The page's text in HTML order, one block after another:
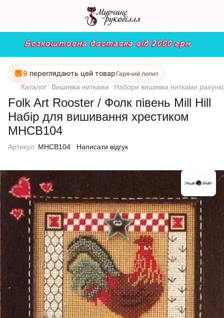
9 переглядають цей товар Гарячий попит
Каталог Вишивка нитками Набори вишивка нитками
Folk Art Rooster / Фолк півень Mill Hill
Набір для вишивання хрестиком
MHCB104
Артикул: MHCB104 Написати відгук